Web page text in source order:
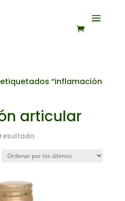
“inflamación
articular